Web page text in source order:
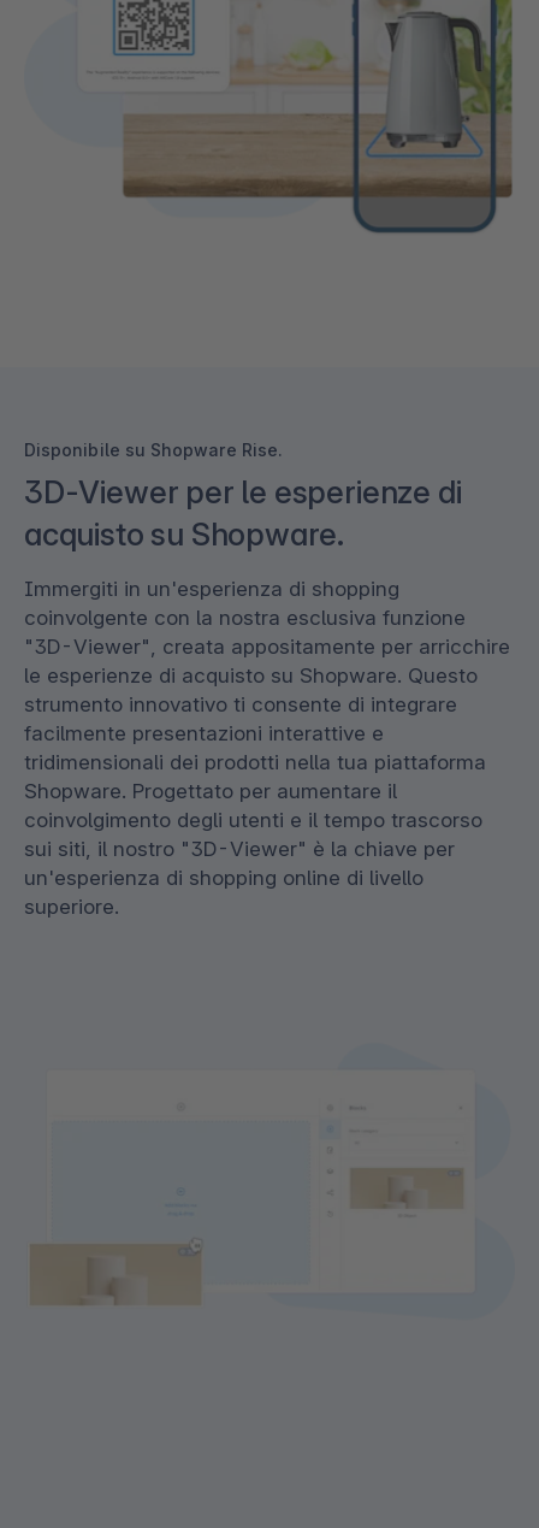
Disponibile su Shopware Rise.
3D-Viewer per le esperienze di
acquisto su Shopware.
Immergiti in un'esperienza di shopping
coinvolgente con la nostra esclusiva funzione
"3D-Viewer", creata appositamente per arricchire
le esperienze di acquisto su Shopware. Questo
strumento innovativo ti consente di integrare
facilmente presentazioni interattive e
tridimensionali dei prodotti nella tua piattaforma
Shopware. Progettato per aumentare il
coinvolgimento degli utenti e il tempo trascorso
sui siti, il nostro "3D-Viewer" è la chiave per
un'esperienza di shopping online di livello
superiore.